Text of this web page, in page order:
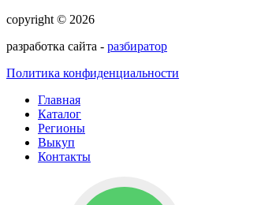
copyright © 2026
разработка сайта - разбиратор
Политика конфиденциальности
Главная
Каталог
Регионы
Выкуп
Контакты